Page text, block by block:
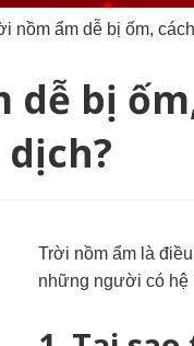
nồm ẩm dễ bị ốm,
dễ bị
Trời nồm ẩm là
những người có hệ